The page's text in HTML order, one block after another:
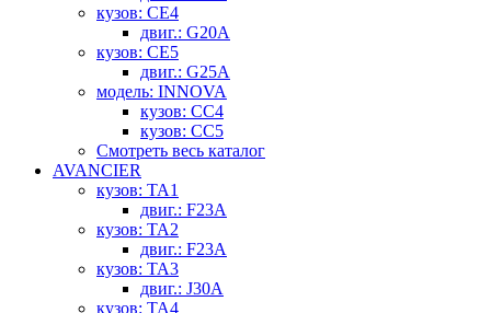
кузов: CE4
двиг.: G20A
кузов: CE5
двиг.: G25A
модель: INNOVA
кузов: CC4
кузов: CC5
Смотреть весь каталог
AVANCIER
кузов: TA1
двиг.: F23A
кузов: TA2
двиг.: F23A
кузов: TA3
двиг.: J30A
кузов: TA4